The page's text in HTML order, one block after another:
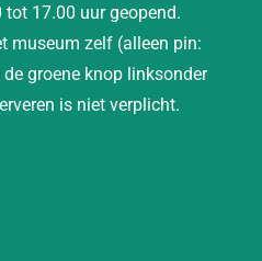
17.00 uur geopend.
museum zelf (alleen pin:
groene knop linksonder
is niet verplicht.